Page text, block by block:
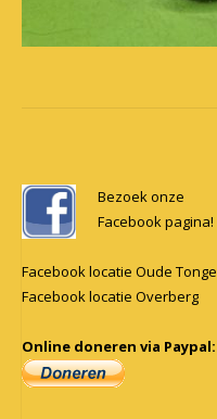
navigation
Bezoek onze
Facebook pagina!
Facebook locatie Oude Tonge
Facebook locatie Overberg
Online doneren via Paypal: